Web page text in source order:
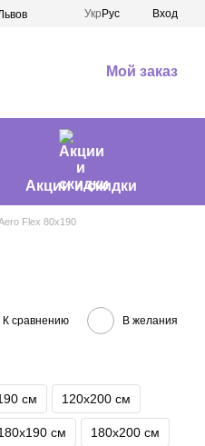
Укр Рус Вход
Мой заказ
Акции и скидки
Flex 80х190
К сравнению В желания
см 120х200 см
см 180х200 см